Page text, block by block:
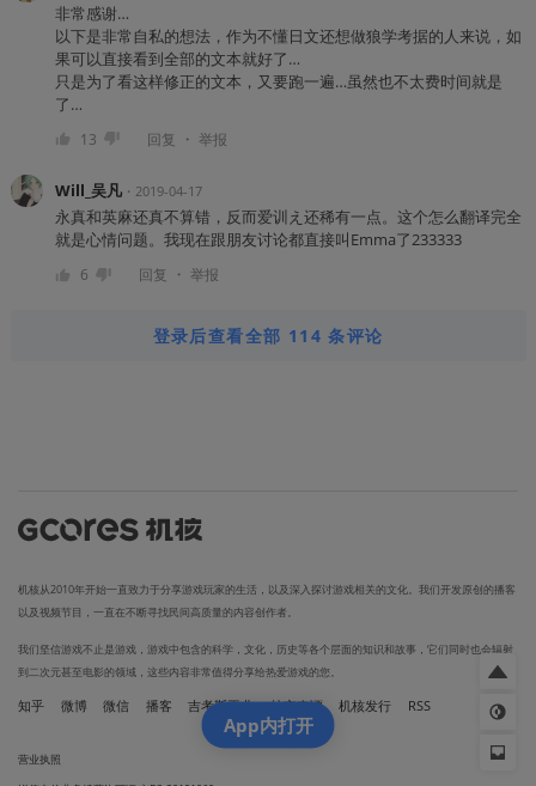
非常感谢…
以下是非常自私的想法，作为不懂日文还想做狼学考据的人来说，如
果可以直接看到全部的文本就好了…
只是为了看这样修正的文本，又要跑一遍…虽然也不太费时间就是
了…
13 回复 ・ 举报
Will_吴凡・ 2019-04-17
永真和英麻还真不算错，反而爱训え还稀有一点。这个怎么翻译完全
就是心情问题。我现在跟朋友讨论都直接叫Emma了233333
6 回复 ・ 举报
登录后查看全部 114 条评论
机核从2010年开始一直致力于分享游戏玩家的生活，以及深入探讨游戏相关的文化。我们开发原创的播客
以及视频节目，一直在不断寻找民间高质量的内容创作者。
我们坚信游戏不止是游戏，游戏中包含的科学，文化，历史等各个层面的知识和故事，它们同时也会辐射
到二次元甚至电影的领域，这些内容非常值得分享给热爱游戏的您。
知乎 微博 微信 播客 吉考斯工业 核市奇谭 机核发行 RSS
营业执照
App内打开